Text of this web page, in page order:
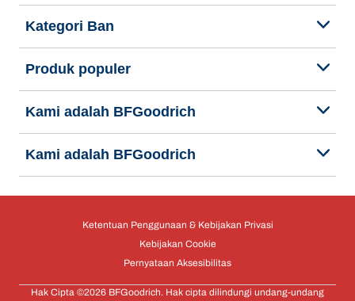
Kategori Ban
Produk populer
Kami adalah BFGoodrich
Kami adalah BFGoodrich
Ketentuan Penggunaan & Kebijakan Privasi
Kebijakan Cookie
Pernyataan Aksesibilitas
Hak Cipta ©2026 BFGoodrich. Hak cipta dilindungi undang-undang